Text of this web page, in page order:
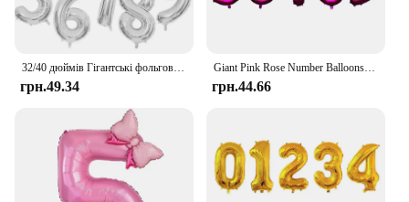
грн.49.34
Giant Pink Rose Number Balloons Mylar Foil Large Number 10 11 16 30 40 50 60 Helium Balloon Birthday Party Decoration Girls Gift
грн.44.66